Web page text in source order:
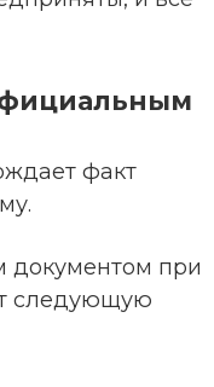
факт
документом при
следующую